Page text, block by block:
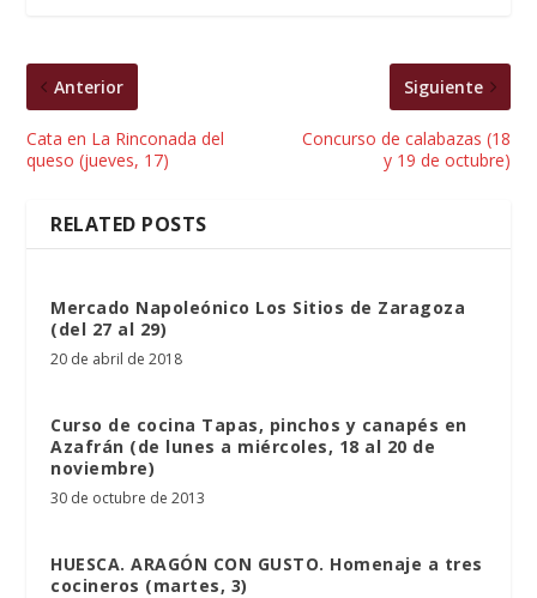
Anterior
Cata en La Rinconada del
queso (jueves, 17)
Siguiente
Concurso de calabazas (18
y 19 de octubre)
RELATED POSTS
Mercado Napoleónico Los Sitios de Zaragoza
(del 27 al 29)
20 de abril de 2018
Curso de cocina Tapas, pinchos y canapés en
Azafrán (de lunes a miércoles, 18 al 20 de
noviembre)
30 de octubre de 2013
HUESCA. ARAGÓN CON GUSTO. Homenaje a tres
cocineros (martes, 3)